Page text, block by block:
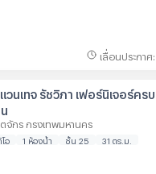
เลื่อนประกาศ :
แวนเทจ รัชวิภา เฟอร์นิเจอร์คร
จักร กรุงเทพมหานคร
โอ 1 ห้องน้ำ ชั้น 25 31 ตร.ม.